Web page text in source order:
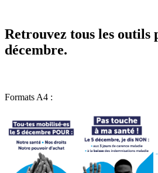
Retrouvez tous les
décembre.
Formats A4 :